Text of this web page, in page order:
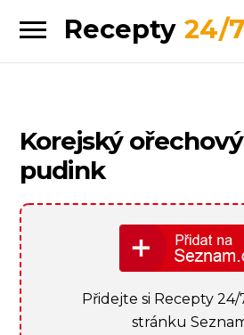
Skip
to
Skip
to
Recepty 24/7
Korejský
pudink
Přidejte si Recepty
stránku